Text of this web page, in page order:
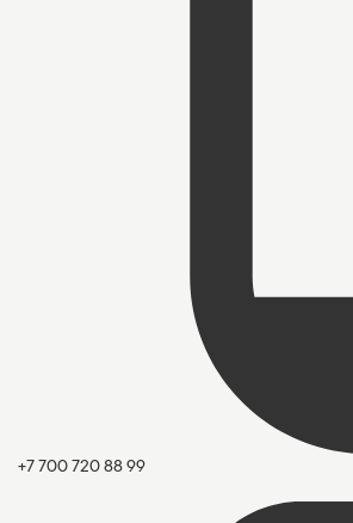
+7 700 720 88 99